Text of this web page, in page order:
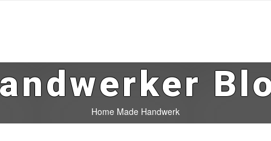
Home Made Handwerk